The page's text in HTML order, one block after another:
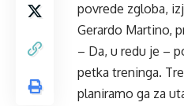
povrede zgloba,
Gerardo Martino,
– Da, u redu je –
petka treninga.
planiramo ga za